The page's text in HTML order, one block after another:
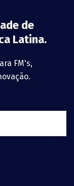
de
Latina.
FM's,